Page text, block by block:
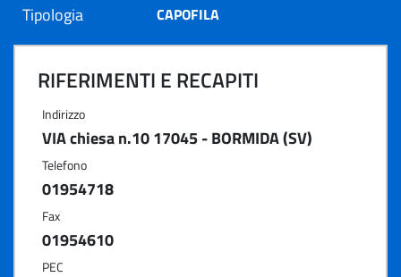
Tipologia CAPOFILA
RIFERIMENTI E RECAPITI
Indirizzo
VIA chiesa n.10 17045 - BORMIDA (SV)
Telefono
01954718
Fax
01954610
PEC